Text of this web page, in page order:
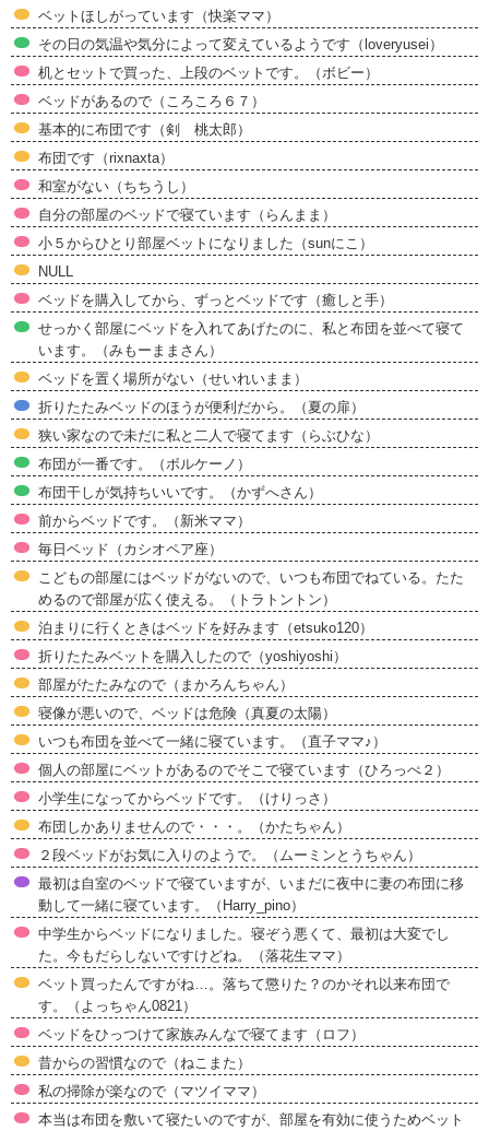
ベットほしがっています（快楽ママ）
その日の気温や気分によって変えているようです（loveryusei）
机とセットで買った、上段のベットです。（ボビー）
ベッドがあるので（ころころ６７）
基本的に布団です（剣 桃太郎）
布団です（rixnaxta）
和室がない（ちちうし）
自分の部屋のベッドで寝ています（らんまま）
小５からひとり部屋ベットになりました（sunにこ）
NULL
ベッドを購入してから、ずっとベッドです（癒しと手）
せっかく部屋にベッドを入れてあげたのに、私と布団を並べて寝て
います。（みもーままさん）
ベッドを置く場所がない（せいれいまま）
折りたたみベッドのほうが便利だから。（夏の扉）
狭い家なので未だに私と二人で寝てます（らぶひな）
布団が一番です。（ボルケーノ）
布団干しが気持ちいいです。（かずへさん）
前からベッドです。（新米ママ）
毎日ベッド（カシオペア座）
こどもの部屋にはベッドがないので、いつも布団でねている。たた
めるので部屋が広く使える。（トラトントン）
泊まりに行くときはベッドを好みます（etsuko120）
折りたたみベットを購入したので（yoshiyoshi）
部屋がたたみなので（まかろんちゃん）
寝像が悪いので、ベッドは危険（真夏の太陽）
いつも布団を並べて一緒に寝ています。（直子ママ♪）
個人の部屋にベットがあるのでそこで寝ています（ひろっぺ２）
小学生になってからベッドです。（けりっさ）
布団しかありませんので・・・。（かたちゃん）
２段ベッドがお気に入りのようで。（ムーミンとうちゃん）
最初は自室のベッドで寝ていますが、いまだに夜中に妻の布団に移
動して一緒に寝ています。（Harry_pino）
中学生からベッドになりました。寝ぞう悪くて、最初は大変でし
た。今もだらしないですけどね。（落花生ママ）
ベット買ったんですがね…。落ちて懲りた？のかそれ以来布団で
す。（よっちゃん0821）
ベッドをひっつけて家族みんなで寝てます（ロフ）
昔からの習慣なので（ねこまた）
私の掃除が楽なので（マツイママ）
本当は布団を敷いて寝たいのですが、部屋を有効に使うためベット